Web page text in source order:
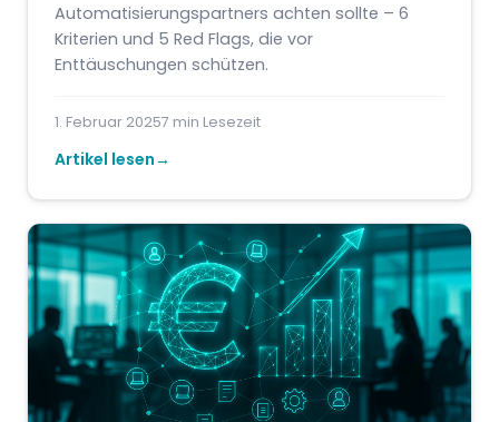
Automatisierungspartners achten sollte – 6
Kriterien und 5 Red Flags, die vor
Enttäuschungen schützen.
1. Februar 20257 min Lesezeit
Artikel lesen